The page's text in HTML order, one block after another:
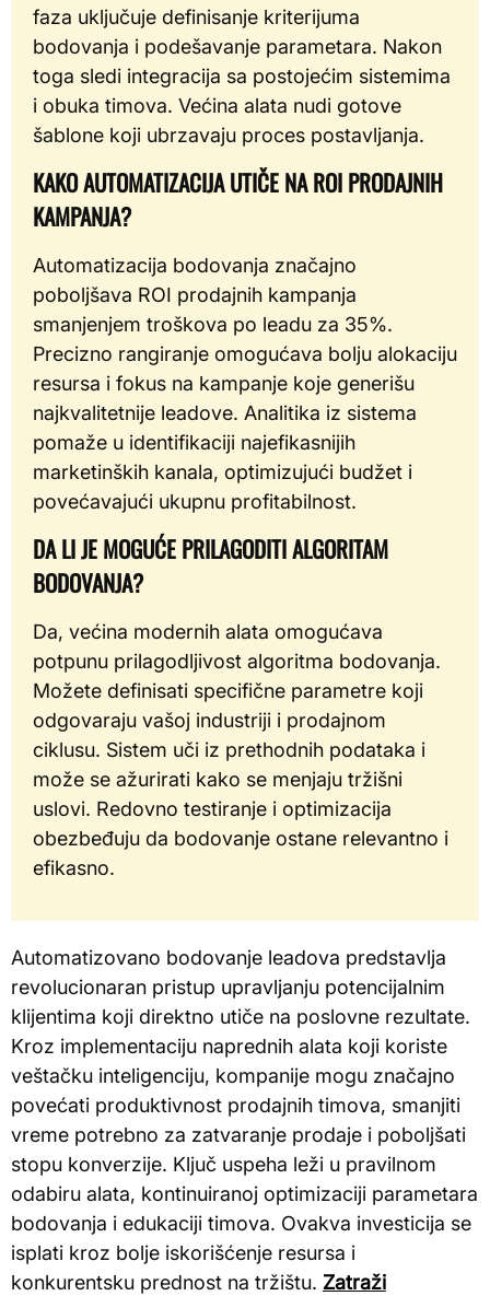
faza uključuje definisanje kriterijuma
bodovanja i podešavanje parametara. Nakon
toga sledi integracija sa postojećim sistemima
i obuka timova. Većina alata nudi gotove
šablone koji ubrzavaju proces postavljanja.
KAKO AUTOMATIZACIJA UTIČE NA ROI PRODAJNIH
KAMPANJA?
Automatizacija bodovanja značajno
poboljšava ROI prodajnih kampanja
smanjenjem troškova po leadu za 35%.
Precizno rangiranje omogućava bolju alokaciju
resursa i fokus na kampanje koje generišu
najkvalitetnije leadove. Analitika iz sistema
pomaže u identifikaciji najefikasnijih
marketinških kanala, optimizujući budžet i
povećavajući ukupnu profitabilnost.
DA LI JE MOGUĆE PRILAGODITI ALGORITAM
BODOVANJA?
Da, većina modernih alata omogućava
potpunu prilagodljivost algoritma bodovanja.
Možete definisati specifične parametre koji
odgovaraju vašoj industriji i prodajnom
ciklusu. Sistem uči iz prethodnih podataka i
može se ažurirati kako se menjaju tržišni
uslovi. Redovno testiranje i optimizacija
obezbeđuju da bodovanje ostane relevantno i
efikasno.
Automatizovano bodovanje leadova predstavlja
revolucionaran pristup upravljanju potencijalnim
klijentima koji direktno utiče na poslovne rezultate.
Kroz implementaciju naprednih alata koji koriste
veštačku inteligenciju, kompanije mogu značajno
povećati produktivnost prodajnih timova, smanjiti
vreme potrebno za zatvaranje prodaje i poboljšati
stopu konverzije. Ključ uspeha leži u pravilnom
odabiru alata, kontinuiranoj optimizaciji parametara
bodovanja i edukaciji timova. Ovakva investicija se
isplati kroz bolje iskorišćenje resursa i
konkurentsku prednost na tržištu. Zatraži